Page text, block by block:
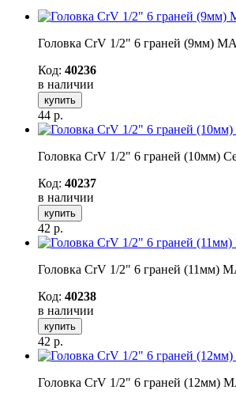
Головка CrV 1/2" 6 граней (9мм)
Код: 40236
в наличии
купить
44 р.
Головка CrV 1/2" 6 граней (10мм)
Код: 40237
в наличии
купить
42 р.
Головка CrV 1/2" 6 граней (11мм)
Код: 40238
в наличии
купить
42 р.
Головка CrV 1/2" 6 граней (12мм)